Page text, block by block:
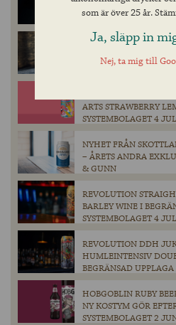
FLASKOR ELIJAH
SVERIGE
OLD MASTER HEN –
BRITTISK ALE SLÄPPS
NY SMAKEXPLOSION
ARTS STRAWBERRY
SYSTEMBOLAGET 4
NYHET FRÅN
– ÅRETS ANDRA
& GUNN
REVOLUTION
BARLEY WINE I
SYSTEMBOLAGET 4
REVOLUTION DDH
HUMLEINTENSIV
BEGRÄNSAD
HOBGOBLIN RUBY
NY KOSTYM GÖR
SYSTEMBOLAGET 2
som är över 25 år.
Ja, släpp in
Nej, ta mig till